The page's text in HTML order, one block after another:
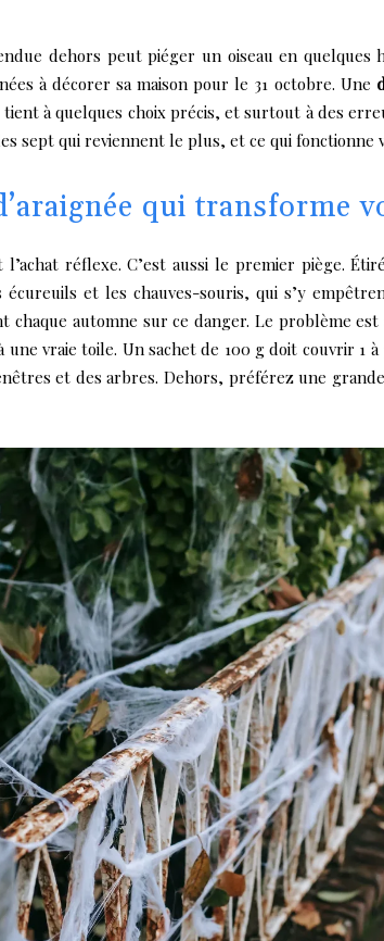
dehors peut piéger un oiseau en quelques
à décorer sa maison pour le 31 octobre. Une
à quelques choix précis, et surtout à des
sept qui reviennent le plus, et ce qui fonctionne
qui transforme
l’achat réflexe. C’est aussi le premier piège.
et les chauves-souris, qui s’y
chaque automne sur ce danger. Le problème
vraie toile. Un sachet de 100 g doit couvrir 1
et des arbres. Dehors, préférez une